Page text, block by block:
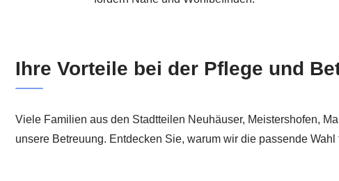
Ihre Vorteile bei der Pflege und
Viele Familien aus den Stadtteilen Neuhäuser, Meistershofen,
unsere Betreuung. Entdecken Sie, warum wir die passende Wahl